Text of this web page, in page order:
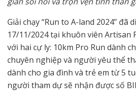
Giải chạy “Run to A-land 2024” đã
17/11/2024 tại khuôn viên Artisan
với hai cự ly: 10km Pro Run dành
chuyên nghiệp và người yêu thể
dành cho gia đình và trẻ em từ 5
người tham dự sẽ nhận được số